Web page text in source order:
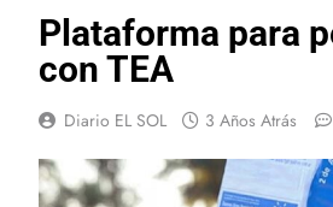
Plataforma para
con TEA
Diario EL SOL 3 Años Atrás